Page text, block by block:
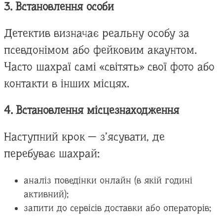
3. Встановлення особи
Детектив визначає реальну особу за
псевдонімом або фейковим акаунтом.
Часто шахраї самі «світять» свої фото або
контакти в інших місцях.
4. Встановлення місцезнаходження
Наступний крок — з’ясувати, де
перебуває шахрай:
аналіз поведінки онлайн (в якій годині
активний);
запити до сервісів доставки або операторів;